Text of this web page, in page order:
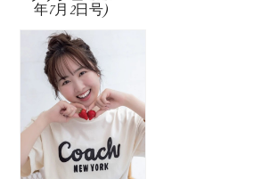
年7月2日号)